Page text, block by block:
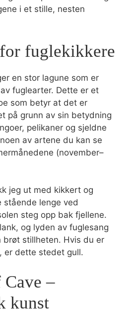
i et stille, nesten
fuglekikkere
en stor lagune som er
fuglearter. Dette er et
som betyr at det er
på grunn av sin betydning
pelikaner og sjeldne
av artene du kan se
(november–
jeg ut med kikkert og
lenge ved
steg opp bak fjellene.
og lyden av fuglesang
brøt stillheten. Hvis du er
er dette stedet gull.
–
kunst